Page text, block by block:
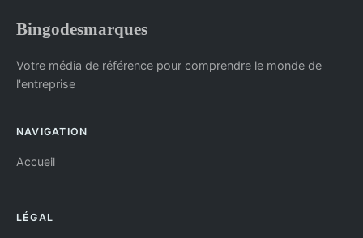
Bingodesmarques
Votre média de référence pour comprendre le monde de
l'entreprise
NAVIGATION
Accueil
LÉGAL